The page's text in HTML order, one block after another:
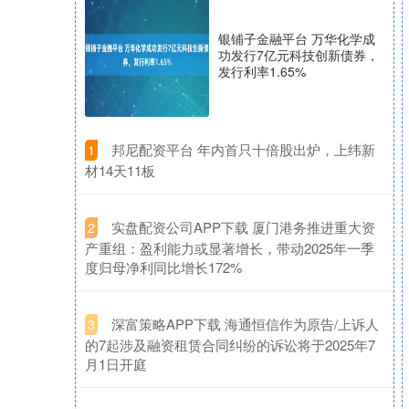
银铺子金融平台 万华化学成
功发行7亿元科技创新债券，
发行利率1.65%
1
​邦尼配资平台 年内首只十倍股出炉，上纬新
材14天11板
2
​实盘配资公司APP下载 厦门港务推进重大资
产重组：盈利能力或显著增长，带动2025年一季
度归母净利同比增长172%
3
​深富策略APP下载 海通恒信作为原告/上诉人
的7起涉及融资租赁合同纠纷的诉讼将于2025年7
月1日开庭